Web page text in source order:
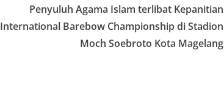
Penyuluh Agama Islam terlibat Kepanitian
International Barebow Championship di Stadion
Moch Soebroto Kota Magelang